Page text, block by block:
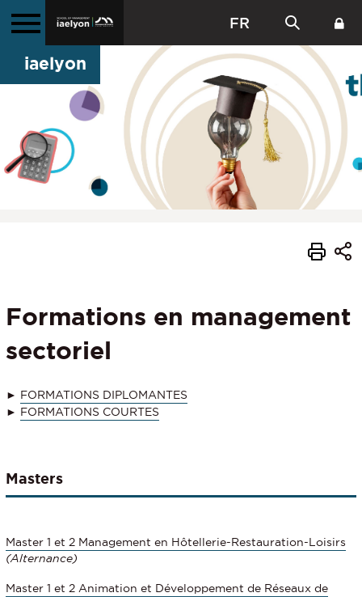
FR
iaelyon
Formations en management
sectoriel
► FORMATIONS DIPLOMANTES
► FORMATIONS COURTES
Masters
Master 1 et 2 Management en Hôtellerie-Restauration-Loisirs
(Alternance)
Master 1 et 2 Animation et Développement de Réseaux de